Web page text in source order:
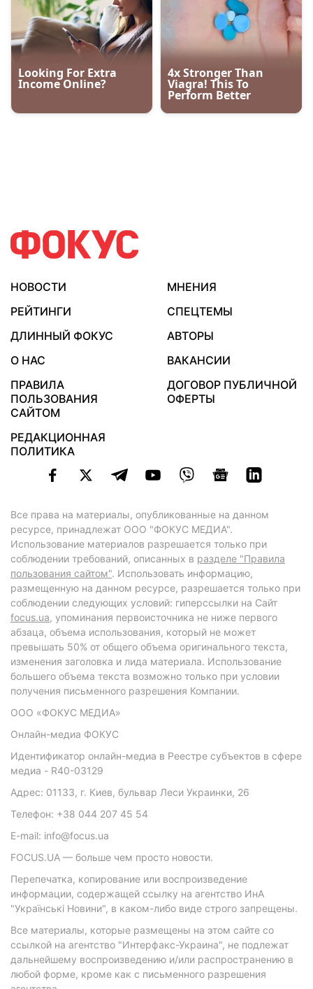
НОВОСТИ
МНЕНИЯ
РЕЙТИНГИ
СПЕЦТЕМЫ
ДЛИННЫЙ ФОКУС
АВТОРЫ
О НАС
ВАКАНСИИ
ПРАВИЛА
ПОЛЬЗОВАНИЯ
САЙТОМ
ДОГОВОР ПУБЛИЧНОЙ
ОФЕРТЫ
РЕДАКЦИОННАЯ
ПОЛИТИКА
Все права на материалы, опубликованные на данном
ресурсе, принадлежат ООО "ФОКУС МЕДИА".
Использование материалов разрешается только при
соблюдении требований, описанных в разделе "Правила
пользования сайтом". Использовать информацию,
размещенную на данном ресурсе, разрешается только при
соблюдении следующих условий: гиперссылки на Сайт
focus.ua, упоминания первоисточника не ниже первого
абзаца, объема использования, который не может
превышать 50% от общего объема оригинального текста,
изменения заголовка и лида материала. Использование
большего объема текста возможно только при условии
получения письменного разрешения Компании.
ООО «ФОКУС МЕДИА»
Онлайн-медиа ФОКУС
Идентификатор онлайн-медиа в Реестре субъектов в сфере
медиа - R40-03129
Адрес: 01133, г. Киев, бульвар Леси Украинки, 26
Телефон: +38 044 207 45 54
E-mail: info@focus.ua
FOCUS.UA — больше чем просто новости.
Перепечатка, копирование или воспроизведение
информации, содержащей ссылку на агентство ИнА
"Українські Новини", в каком-либо виде строго запрещены.
Все материалы, которые размещены на этом сайте со
ссылкой на агентство "Интерфакс-Украина", не подлежат
дальнейшему воспроизведению и/или распространению в
любой форме, кроме как с письменного разрешения